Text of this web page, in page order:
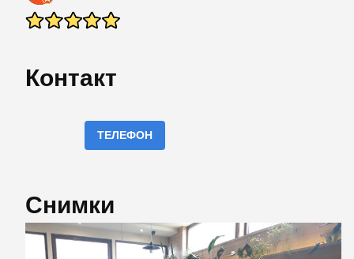
Контакт
ТЕЛЕФОН
Снимки